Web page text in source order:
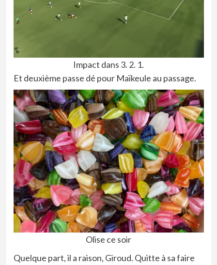
Impact dans 3. 2. 1.
Et deuxième passe dé pour Maïkeule au passage.
Olise ce soir
Quelque part, il a raison, Giroud. Quitte à sa faire